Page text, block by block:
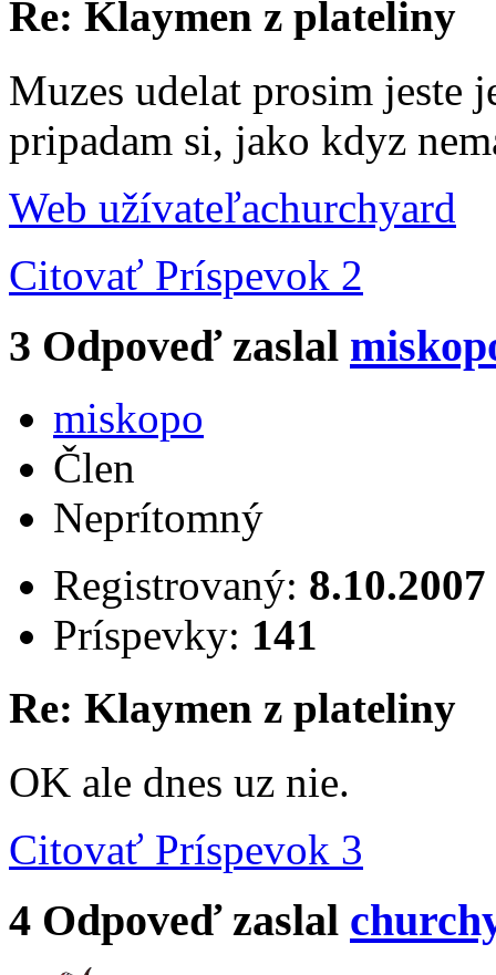
Re: Klaymen z plateliny
Muzes udelat prosim jeste
pripadam si, jako kdyz
Web užívateľachurchyard
Citovať Príspevok 2
3 Odpoveď zaslal
miskopo
Člen
Neprítomný
Registrovaný: 8.10.2007
Príspevky: 141
Re: Klaymen z plateliny
OK ale dnes uz nie.
Citovať Príspevok 3
4 Odpoveď zaslal